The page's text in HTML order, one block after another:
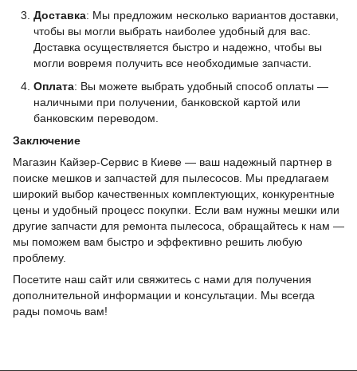
Доставка: Мы предложим несколько вариантов доставки,
чтобы вы могли выбрать наиболее удобный для вас.
Доставка осуществляется быстро и надежно, чтобы вы
могли вовремя получить все необходимые запчасти.
Оплата: Вы можете выбрать удобный способ оплаты —
наличными при получении, банковской картой или
банковским переводом.
Заключение
Магазин Кайзер-Сервис в Киеве — ваш надежный партнер в
поиске мешков и запчастей для пылесосов. Мы предлагаем
широкий выбор качественных комплектующих, конкурентные
цены и удобный процесс покупки. Если вам нужны мешки или
другие запчасти для ремонта пылесоса, обращайтесь к нам —
мы поможем вам быстро и эффективно решить любую
проблему.
Посетите наш сайт или свяжитесь с нами для получения
дополнительной информации и консультации. Мы всегда
рады помочь вам!